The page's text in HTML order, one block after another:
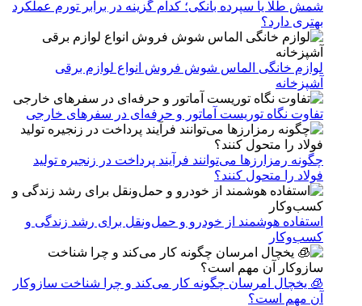
شمش طلا یا سپرده بانکی؛ کدام گزینه در برابر تورم عملکرد
بهتری دارد؟
لوازم خانگی الماس شوش فروش انواع لوازم برقی
آشپزخانه
تفاوت نگاه توریست آماتور و حرفه‌ای در سفرهای خارجی
چگونه رمزارزها می‌توانند فرآیند پرداخت در زنجیره تولید
فولاد را متحول کنند؟
استفاده هوشمند از خودرو و حمل‌ونقل برای رشد زندگی و
کسب‌وکار
🧊 یخچال امرسان چگونه کار می‌کند و چرا شناخت سازوکار
آن مهم است؟